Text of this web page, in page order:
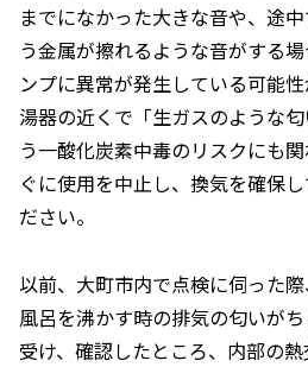
までになかった大きな音や、途
う金属が擦れるような音がする
ンプに異常が発生している可能
湯器の近くで「生ガスのような
う一酸化炭素中毒のリスクにも
ぐに使用を中止し、換気を確保
ださい。
以前、大町市内で点検に伺った
風呂を沸かす時の排気の匂いが
受け、確認したところ、内部の